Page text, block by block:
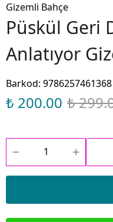
Gizemli Bahçe
Püskül Geri
Anlatıyor
Barkod: 9786257461368
₺ 200.00 ₺